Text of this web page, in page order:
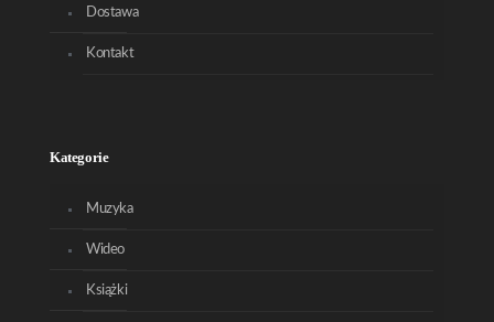
Dostawa
Kontakt
Kategorie
Muzyka
Wideo
Książki